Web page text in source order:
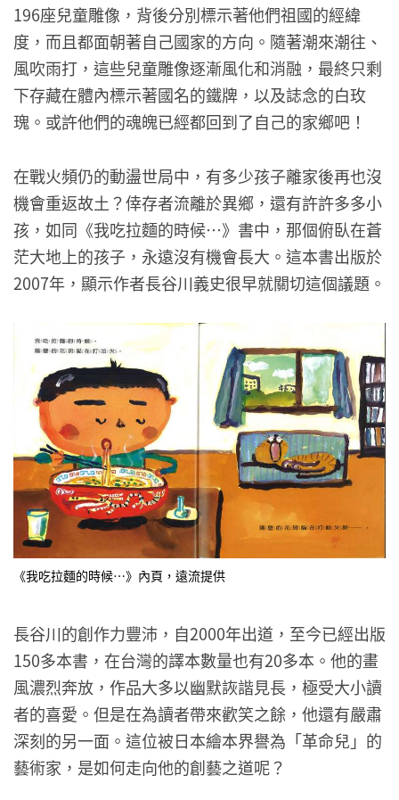
196座兒童雕像，背後分別標示著他們祖國的經緯
度，而且都面朝著自己國家的方向。隨著潮來潮往、
風吹雨打，這些兒童雕像逐漸風化和消融，最終只剩
下存藏在體內標示著國名的鐵牌，以及誌念的白玫
瑰。或許他們的魂魄已經都回到了自己的家鄉吧！
在戰火頻仍的動盪世局中，有多少孩子離家後再也沒
機會重返故土？倖存者流離於異鄉，還有許許多多小
孩，如同《我吃拉麵的時候…》書中，那個俯臥在蒼
茫大地上的孩子，永遠沒有機會長大。這本書出版於
2007年，顯示作者長谷川義史很早就關切這個議題。
《我吃拉麵的時候…》內頁，遠流提供
長谷川的創作力豐沛，自2000年出道，至今已經出版
150多本書，在台灣的譯本數量也有20多本。他的畫
風濃烈奔放，作品大多以幽默詼諧見長，極受大小讀
者的喜愛。但是在為讀者帶來歡笑之餘，他還有嚴肅
深刻的另一面。這位被日本繪本界譽為「革命兒」的
藝術家，是如何走向他的創藝之道呢？